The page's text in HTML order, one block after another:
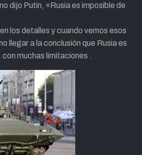
dijo Putin, «Rusia es imposible de
los detalles y cuando vemos esos
llegar a la conclusión que Rusia es
muchas limitaciones .